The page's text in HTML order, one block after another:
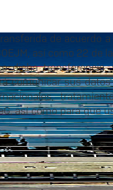
de acuerdo
así como 22 de la
dicha
comunicar sus
así como para que